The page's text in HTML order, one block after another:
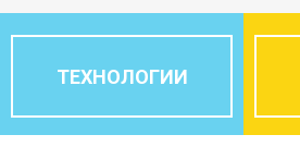
ТЕХНОЛОГИИ